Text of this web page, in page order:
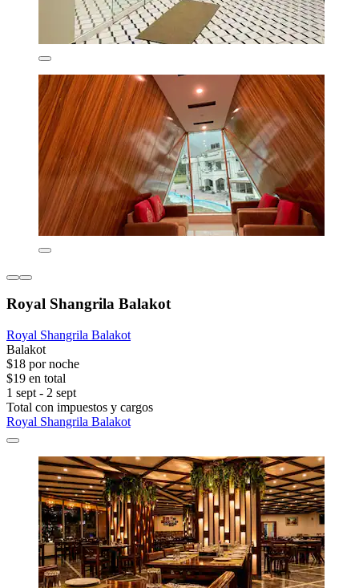
Royal Shangrila Balakot
Royal Shangrila Balakot
Balakot
$18 por noche
$19 en total
1 sept - 2 sept
Total con impuestos y cargos
Royal Shangrila Balakot